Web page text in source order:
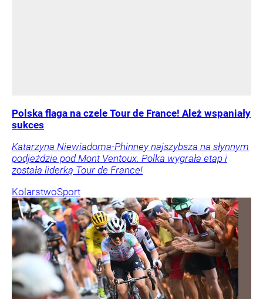
Polska flaga na czele Tour de France! Ależ wspaniały
sukces
Katarzyna Niewiadoma-Phinney najszybsza na słynnym
podjeździe pod Mont Ventoux. Polka wygrała etap i
została liderką Tour de France!
KolarstwoSport